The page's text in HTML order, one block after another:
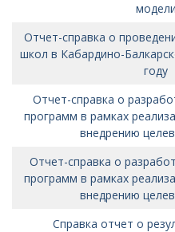
модели
Отчет-справка о
школ в Кабардино-
году
Отчет-справка о
программ в рамках
внедрению
Отчет-справка о
программ в рамках
внедрению
Справка отчет о